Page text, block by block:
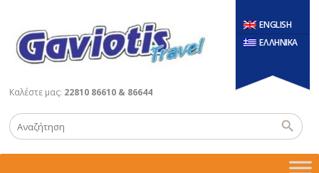
ENGLISH
ΕΛΛΗΝΙΚΑ
Καλέστε μας: 22810 86610 & 86644